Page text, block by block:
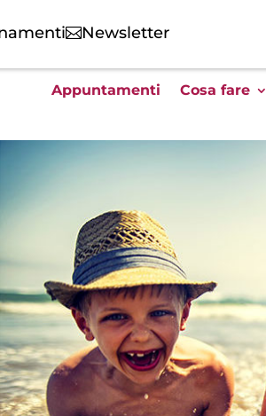
Newsletter
Appuntamenti Cosa fare